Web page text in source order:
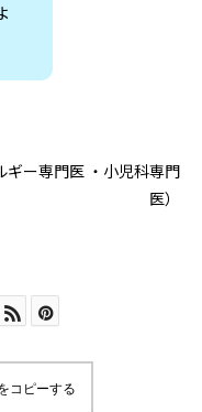
ー専門医 ・小児科専門
医）
コピーする